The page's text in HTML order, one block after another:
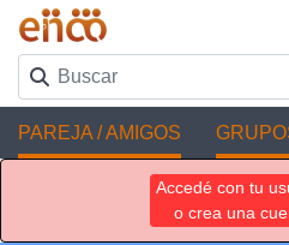
PAREJA / AMIGOS
Accedé con tu
o crea una